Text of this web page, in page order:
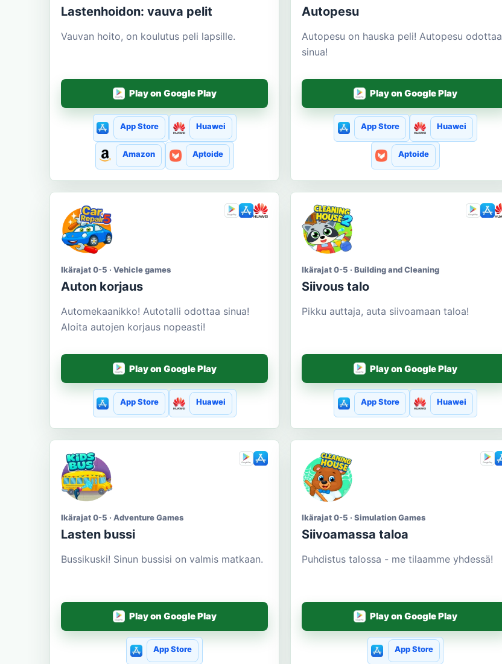
Lastenhoidon: vauva pelit
Vauvan hoito, on koulutus peli lapsille.
Play on Google Play
App Store Huawei
Amazon Aptoide
Autopesu
Autopesu on hauska peli! Autopesu odottaa
sinua!
Play on Google Play
App Store Huawei
Aptoide
Ikärajat 0-5 · Vehicle games
Auton korjaus
Automekaanikko! Autotalli odottaa sinua!
Aloita autojen korjaus nopeasti!
Play on Google Play
App Store Huawei
Ikärajat 0-5 · Building and Cleaning
Siivous talo
Pikku auttaja, auta siivoamaan taloa!
Play on Google Play
App Store Huawei
Ikärajat 0-5 · Adventure Games
Lasten bussi
Bussikuski! Sinun bussisi on valmis matkaan.
Play on Google Play
App Store
Ikärajat 0-5 · Simulation Games
Siivoamassa taloa
Puhdistus talossa - me tilaamme yhdessä!
Play on Google Play
App Store